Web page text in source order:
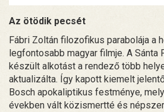
Az ötödik pecsét
Fábri Zoltán filozofikus parabolája a
legfontosabb magyar filmje. A Sánta
készült alkotást a rendező több
aktualizálta. Így kapott kiemelt
Bosch apokaliptikus festménye,
években vált közismertté és